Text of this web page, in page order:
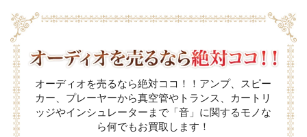
オーディオを売るなら絶対ココ！！アンプ、スピー
カー、プレーヤーから真空管やトランス、カートリ
ッジやインシュレーターまで「音」に関するモノな
ら何でもお買取します！